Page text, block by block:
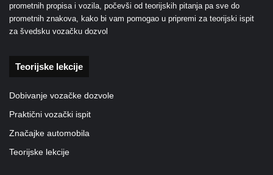
prometnih propisa i vozila, počevši od teorijskih pitanja pa sve do
prometnih znakova, kako bi vam pomogao u pripremi za teorijski ispit
za švedsku vozačku dozvol
Teorijske lekcije
Dobivanje vozačke dozvole
Praktični vozački ispit
Značajke automobila
Teorijske lekcije